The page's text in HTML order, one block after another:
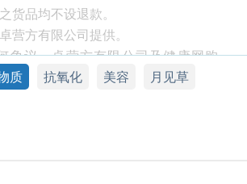
见草油蕴含丰富蛋白质、多种维生
、酵素、氨基酸、人体必需的脂肪酸
。蜂王浆帮助胶原蛋白形成，保护皮
和补充每日流失的胶原蛋白，使皮
泽。蜂王浆特别对踏入更年期的女性
品均不设退款。
方有限公司提供。
议，卓营方有限公司及健康网购
最终决议权。
质 抗氧化 美容 月见草